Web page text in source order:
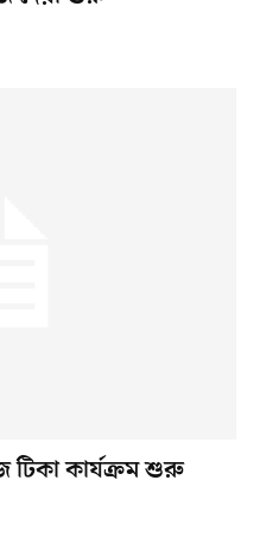
টিকা কার্যক্রম শুরু